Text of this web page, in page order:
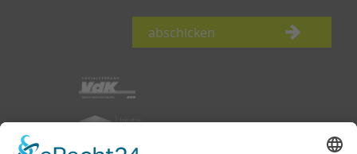
abschicken